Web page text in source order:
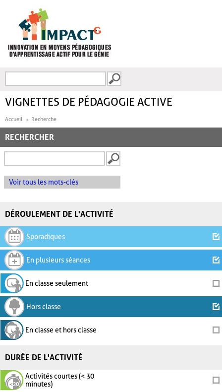
FORMULAIRE DE
VIGNETTES DE PÉDAGOGIE ACTIVE
Accueil Recherche
RECHERCHER
Voir tous les mots-clés
DÉROULEMENT DE L'ACTIVITÉ
Sporadiques
En plusieurs séances
En classe seulement
Hors classe
En classe et hors classe
DURÉE DE L'ACTIVITÉ
Activités courtes (< 30
minutes)